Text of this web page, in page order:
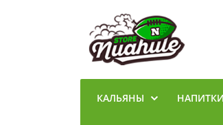
КАЛЬЯНЫ НАПИТКИ